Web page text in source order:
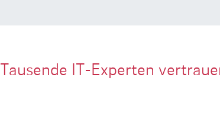
Tausende IT-Experten